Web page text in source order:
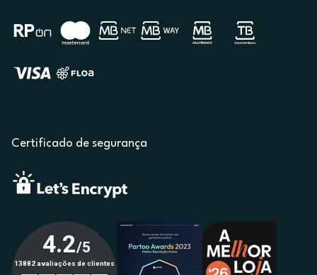
Certificado de segurança